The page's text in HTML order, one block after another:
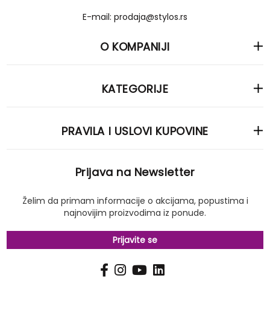
E-mail: prodaja@stylos.rs
O KOMPANIJI
KATEGORIJE
PRAVILA I USLOVI KUPOVINE
Prijava na Newsletter
Želim da primam informacije o akcijama, popustima i
najnovijim proizvodima iz ponude.
Prijavite se